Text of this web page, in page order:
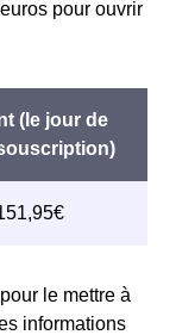
pour ouvrir
le mettre à
informations